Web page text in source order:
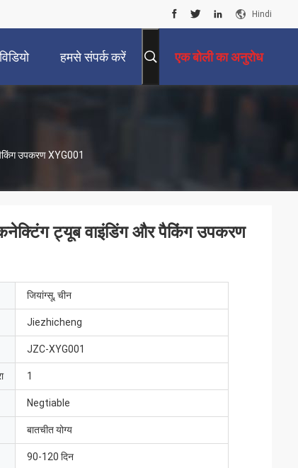
Hindi
विडियो हमसे संपर्क करें एक बोली का अनुरोध
उपकरण XYG001
ट्यूब वाइंडिंग और पैकिंग उपकरण
जियांग्सू, चीन
Jiezhicheng
JZC-XYG001
1
Negtiable
बातचीत योग्य
90-120 दिन